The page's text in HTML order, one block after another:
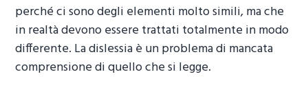
perché ci sono degli elementi molto simili, ma che
in realtà devono essere trattati totalmente in modo
differente. La dislessia è un problema di mancata
comprensione di quello che si legge.